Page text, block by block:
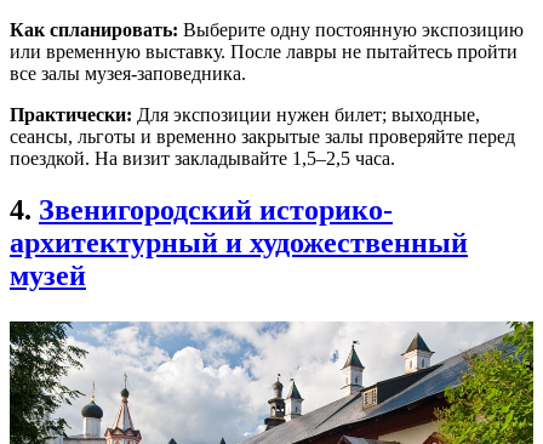
Как спланировать: Выберите одну постоянную экспозицию
или временную выставку. После лавры не пытайтесь пройти
все залы музея-заповедника.
Практически: Для экспозиции нужен билет; выходные,
сеансы, льготы и временно закрытые залы проверяйте перед
поездкой. На визит закладывайте 1,5–2,5 часа.
4. Звенигородский историко-
архитектурный и художественный
музей